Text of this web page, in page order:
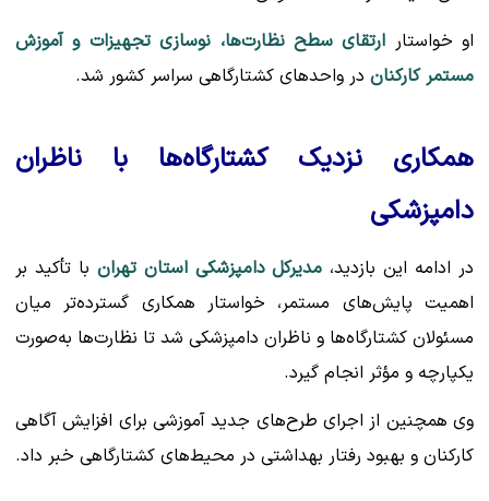
او خواستار ارتقای سطح نظارت‌ها، نوسازی تجهیزات و آموزش
مستمر کارکنان در واحدهای کشتارگاهی سراسر کشور شد.
همکاری نزدیک کشتارگاه‌ها با ناظران
دامپزشکی
در ادامه این بازدید، مدیرکل دامپزشکی استان تهران با تأکید بر
اهمیت پایش‌های مستمر، خواستار همکاری گسترده‌تر میان
مسئولان کشتارگاه‌ها و ناظران دامپزشکی شد تا نظارت‌ها به‌صورت
یکپارچه و مؤثر انجام گیرد.
وی همچنین از اجرای طرح‌های جدید آموزشی برای افزایش آگاهی
کارکنان و بهبود رفتار بهداشتی در محیط‌های کشتارگاهی خبر داد.